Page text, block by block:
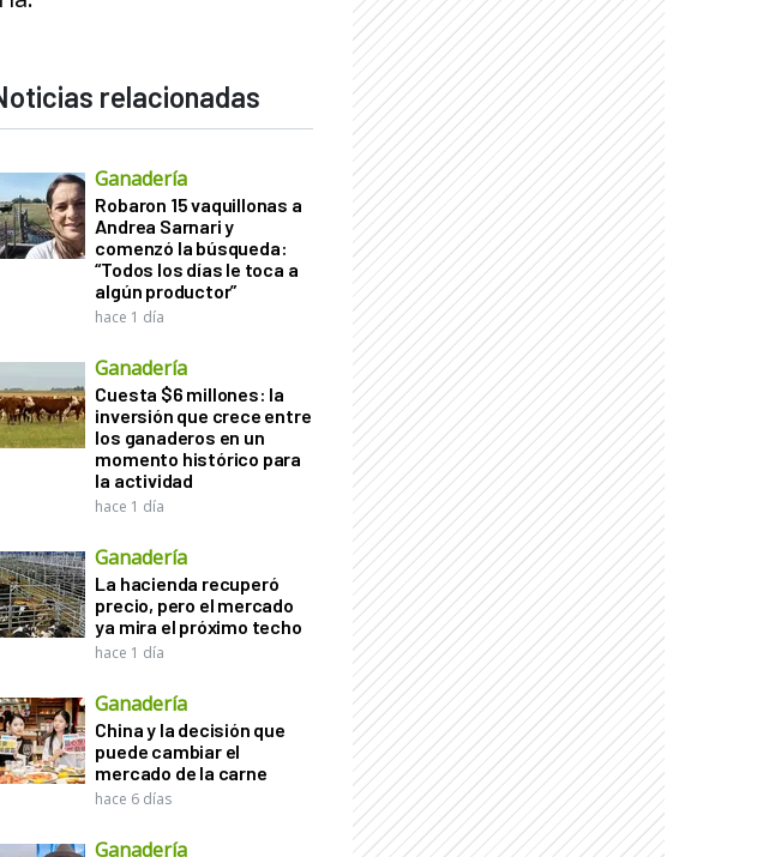
relacionadas
Ganadería
Robaron 15 vaquillonas a
Andrea Sarnari y
comenzó la búsqueda:
“Todos los días le toca a
algún productor”
hace 1 día
Ganadería
Cuesta $6 millones: la
inversión que crece entre
los ganaderos en un
momento histórico para
la actividad
hace 1 día
Ganadería
La hacienda recuperó
precio, pero el mercado
ya mira el próximo techo
hace 1 día
Ganadería
China y la decisión que
puede cambiar el
mercado de la carne
hace 6 días
Ganadería